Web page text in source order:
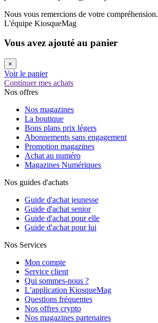
Nous vous remercions de votre compréhension.
L'équipe KiosqueMag
Vous avez ajouté au panier
×
Voir le panier
Continuer mes achats
Nos offres
Nos magazines
La boutique
Bons plans prix légers
Abonnements sans engagement
Promotion magazines
Achat au numéro
Magazines Numériques
Nos guides d'achats
Guide d'achat jeunesse
Guide d'achat senior
Guide d'achat pour elle
Guide d'achat pour lui
Nos Services
Mon compte
Service client
Qui sommes-nous ?
L’application KiosqueMag
Questions fréquentes
Nos offres crypto
Nos magazines partenaires